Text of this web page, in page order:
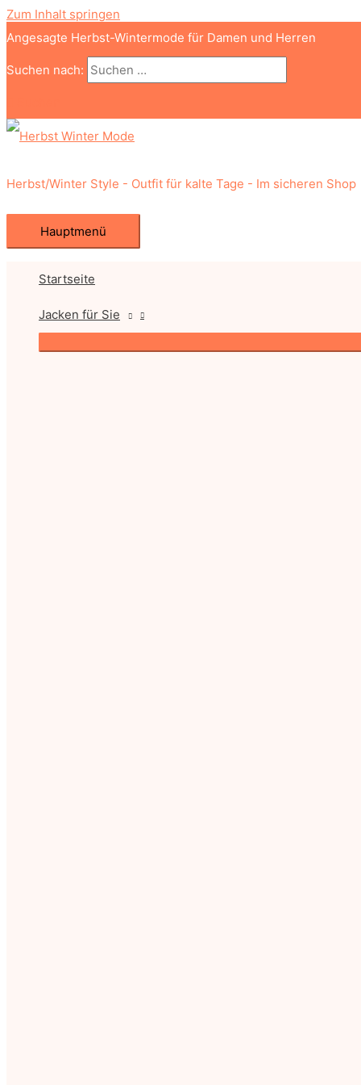
Zum Inhalt springen
Angesagte Herbst-Wintermode für Damen und Herren
Suchen nach:
Herbst/Winter Style - Outfit für kalte Tage - Im sicheren Shop
Hauptmenü
Startseite
Jacken für Sie